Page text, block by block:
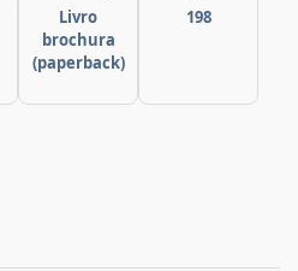
Livro
brochura
(paperback)
198